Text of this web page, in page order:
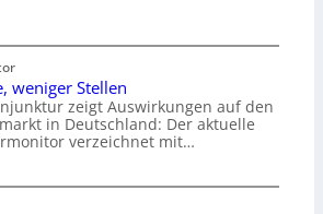
weniger Stellen
zeigt Auswirkungen auf den
in Deutschland: Der aktuelle
verzeichnet mit…